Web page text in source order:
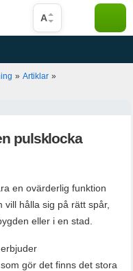
A
» Artiklar »
pulsklocka
en ovärderlig funktion
hålla sig på rätt spår,
eller i en stad.
gör det finns det stora